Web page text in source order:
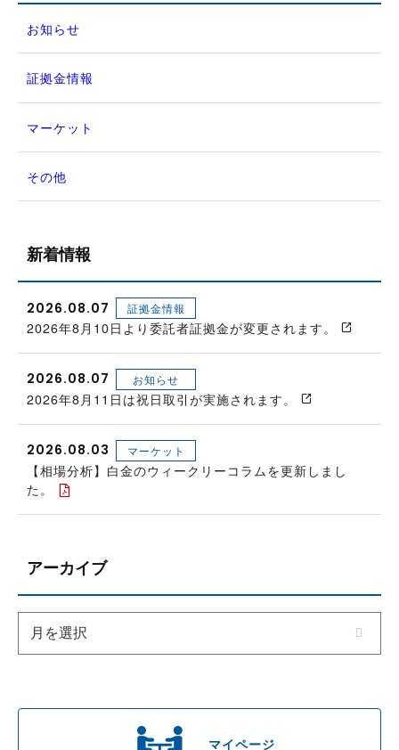
マイページ
お知らせ
証拠金情報
マーケット
その他
新着情報
2026.08.07 証拠金情報
2026年8月10日より委託者証拠金が変更されます。
2026.08.07 お知らせ
2026年8月11日は祝日取引が実施されます。
2026.08.03 マーケット
【相場分析】白金のウィークリーコラムを更新しまし
た。
アーカイブ